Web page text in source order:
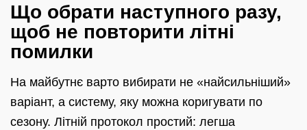
Що обрати наступного разу,
щоб не повторити літні
помилки
На майбутнє варто вибирати не «найсильніший»
варіант, а систему, яку можна коригувати по
сезону. Літній протокол простий: легша